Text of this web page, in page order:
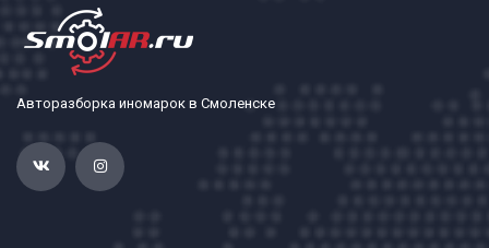
Авторазборка иномарок в Смоленске